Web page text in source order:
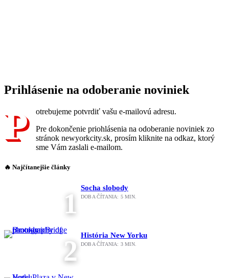
Prihlásenie na odoberanie noviniek
P
otrebujeme potvrdiť vašu e-mailovú adresu.
Pre dokončenie priohlásenia na odoberanie noviniek zo
stránok newyorkcity.sk, prosím kliknite na odkaz, ktorý
sme Vám zaslali e-mailom.
🔥 Najčítanejšie články
1 Socha slobody
DOBA ČÍTANIA: 5 MIN.
2 História New Yorku
DOBA ČÍTANIA: 3 MIN.